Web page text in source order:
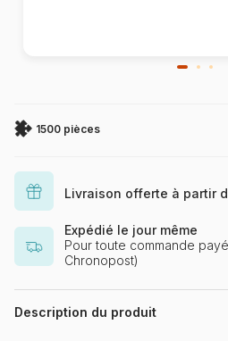
1500 pièces
Livraison offerte à partir
Expédié le jour même
Pour toute commande
Chronopost)
Description du produit